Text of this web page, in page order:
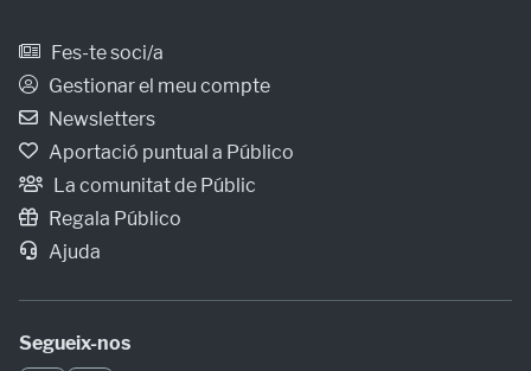
Fes-te soci/a
Gestionar el meu compte
Newsletters
Aportació puntual a Público
La comunitat de Públic
Regala Público
Ajuda
Segueix-nos